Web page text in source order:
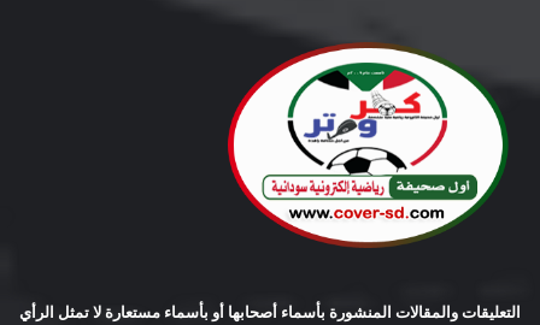
التعليقات والمقالات المنشورة بأسماء أصحابها أو بأسماء مستعارة لا تمثل الرأي